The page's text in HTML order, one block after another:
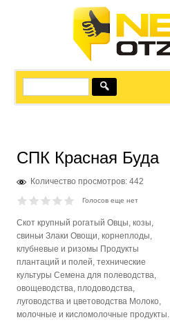
СПК Красная Буда
Количество просмотров: 442
Голосов еще нет
Скот крупный рогатый Овцы, козы,
свиньи Злаки Овощи, корнеплоды,
клубневые и ризомы Продукты
плантаций и полей, технические
культуры Семена для полеводства,
овощеводства, плодоводства,
луговодства и цветоводства Молоко,
молочные и кисломолочные продукты.